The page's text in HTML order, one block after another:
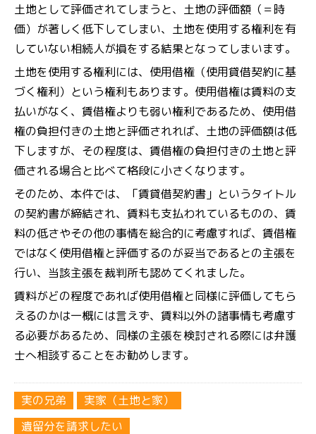
土地として評価されてしまうと、土地の評価額（＝時
価）が著しく低下してしまい、土地を使用する権利を有
していない相続人が損をする結果となってしまいます。
土地を使用する権利には、使用借権（使用貸借契約に基
づく権利）という権利もあります。使用借権は賃料の支
払いがなく、賃借権よりも弱い権利であるため、使用借
権の負担付きの土地と評価されれば、土地の評価額は低
下しますが、その程度は、賃借権の負担付きの土地と評
価される場合と比べて格段に小さくなります。
そのため、本件では、「賃貸借契約書」というタイトル
の契約書が締結され、賃料も支払われているものの、賃
料の低さやその他の事情を総合的に考慮すれば、賃借権
ではなく使用借権と評価するのが妥当であるとの主張を
行い、当該主張を裁判所も認めてくれました。
賃料がどの程度であれば使用借権と同様に評価してもら
えるのかは一概には言えず、賃料以外の諸事情も考慮す
る必要があるため、同様の主張を検討される際には弁護
士へ相談することをお勧めします。
実の兄弟
実家（土地と家）
遺留分を請求したい